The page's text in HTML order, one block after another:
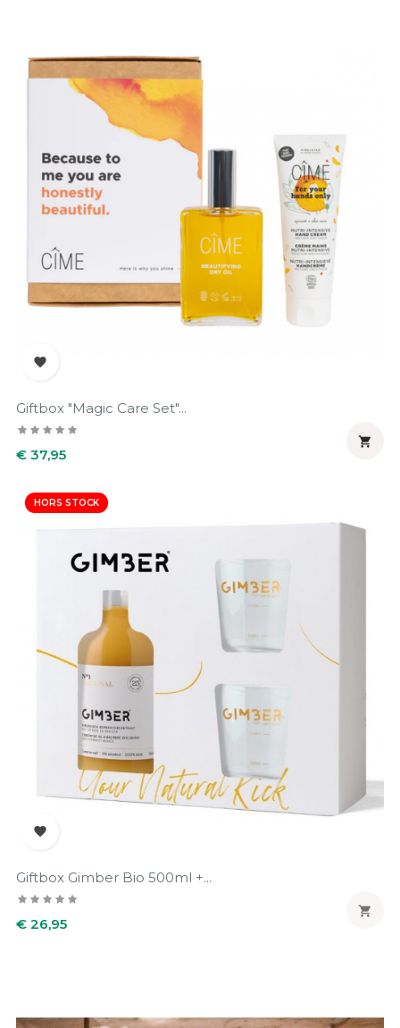

Giftbox "Magic Care Set"...
Prijs
€ 37,95

HORS STOCK

Giftbox Gimber Bio 500ml +...
Prijs
€ 26,95
